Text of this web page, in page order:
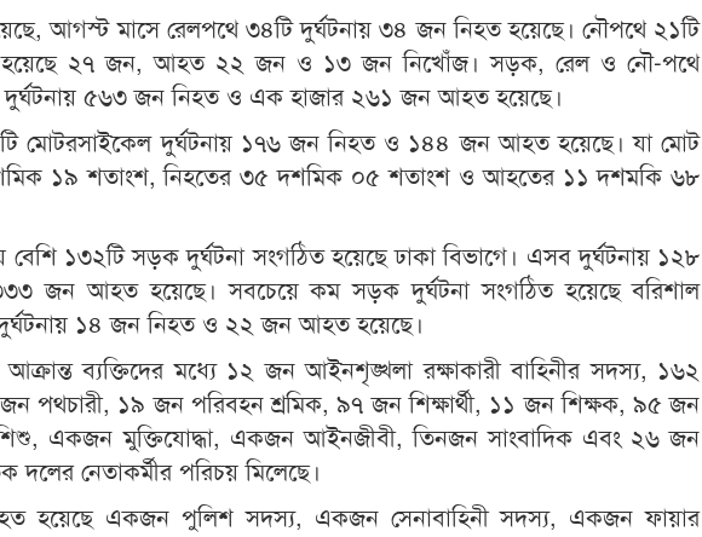
আগস্ট মাসে রেলপথে ৩৪টি দুর্ঘটনায় ৩৪ জন নিহত হয়েছে। নৌপথে ২১টি
হয়েছে ২৭ জন, আহত ২২ জন ও ১৩ জন নিখোঁজ। সড়ক, রেল ও নৌ-পথে
দুর্ঘটনায় ৫৬৩ জন নিহত ও এক হাজার ২৬১ জন আহত হয়েছে।
মোটরসাইকেল দুর্ঘটনায় ১৭৬ জন নিহত ও ১৪৪ জন আহত হয়েছে। যা মোট
১৯ শতাংশ, নিহতের ৩৫ দশমিক ০৫ শতাংশ ও আহতের ১১ দশমকি ৬৮
১৩২টি সড়ক দুর্ঘটনা সংগঠিত হয়েছে ঢাকা বিভাগে। এসব দুর্ঘটনায় ১২৮
জন আহত হয়েছে। সবচেয়ে কম সড়ক দুর্ঘটনা সংগঠিত হয়েছে বরিশাল
দুর্ঘটনায় ১৪ জন নিহত ও ২২ জন আহত হয়েছে।
ব্যক্তিদের মধ্যে ১২ জন আইনশৃঙ্খলা রক্ষাকারী বাহিনীর সদস্য, ১৬২
পথচারী, ১৯ জন পরিবহন শ্রমিক, ৯৭ জন শিক্ষার্থী, ১১ জন শিক্ষক, ৯৫ জন
একজন মুক্তিযোদ্ধা, একজন আইনজীবী, তিনজন সাংবাদিক এবং ২৬ জন
দলের নেতাকর্মীর পরিচয় মিলেছে।
হয়েছে একজন পুলিশ সদস্য, একজন সেনাবাহিনী সদস্য, একজন ফায়ার